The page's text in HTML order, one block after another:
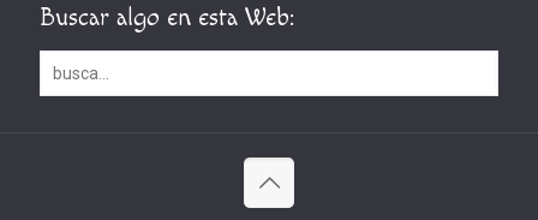
Buscar algo en esta Web: